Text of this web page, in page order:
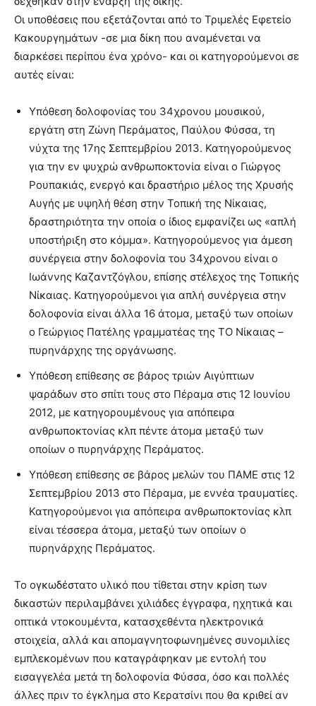
Οι υποθέσεις που εξετάζονται από το Τριμελές Εφετείο
Κακουργημάτων -σε μια δίκη που αναμένεται να
διαρκέσει περίπου ένα χρόνο- και οι κατηγορούμενοι σε
αυτές είναι:
Υπόθεση δολοφονίας του 34χρονου μουσικού,
εργάτη στη Ζώνη Περάματος, Παύλου Φύσσα, τη
νύχτα της 17ης Σεπτεμβρίου 2013. Κατηγορούμενος
για την εν ψυχρώ ανθρωποκτονία είναι ο Γιώργος
Ρουπακιάς, ενεργό και δραστήριο μέλος της Χρυσής
Αυγής με υψηλή θέση στην Τοπική της Νίκαιας,
δραστηριότητα την οποία ο ίδιος εμφανίζει ως «απλή
υποστήριξη στο κόμμα». Κατηγορούμενος για άμεση
συνέργεια στην δολοφονία του 34χρονου είναι ο
Ιωάννης Καζαντζόγλου, επίσης στέλεχος της Τοπικής
Νίκαιας. Κατηγορούμενοι για απλή συνέργεια στην
δολοφονία είναι άλλα 16 άτομα, μεταξύ των οποίων
ο Γεώργιος Πατέλης γραμματέας της ΤΟ Νίκαιας –
πυρηνάρχης της οργάνωσης.
Υπόθεση επίθεσης σε βάρος τριών Αιγύπτιων
ψαράδων στο σπίτι τους στο Πέραμα στις 12 Ιουνίου
2012, με κατηγορουμένους για απόπειρα
ανθρωποκτονίας κλπ πέντε άτομα μεταξύ των
οποίων ο πυρηνάρχης Περάματος.
Υπόθεση επίθεσης σε βάρος μελών του ΠΑΜΕ στις 12
Σεπτεμβρίου 2013 στο Πέραμα, με εννέα τραυματίες.
Κατηγορούμενοι για απόπειρα ανθρωποκτονίας κλπ
είναι τέσσερα άτομα, μεταξύ των οποίων ο
πυρηνάρχης Περάματος.
Το ογκωδέστατο υλικό που τίθεται στην κρίση των
δικαστών περιλαμβάνει χιλιάδες έγγραφα, ηχητικά και
οπτικά ντοκουμέντα, κατασχεθέντα ηλεκτρονικά
στοιχεία, αλλά και απομαγνητοφωνημένες συνομιλίες
εμπλεκομένων που καταγράφηκαν με εντολή του
εισαγγελέα μετά τη δολοφονία Φύσσα, όσο και πολλές
άλλες πριν το έγκλημα στο Κερατσίνι που θα κριθεί αν